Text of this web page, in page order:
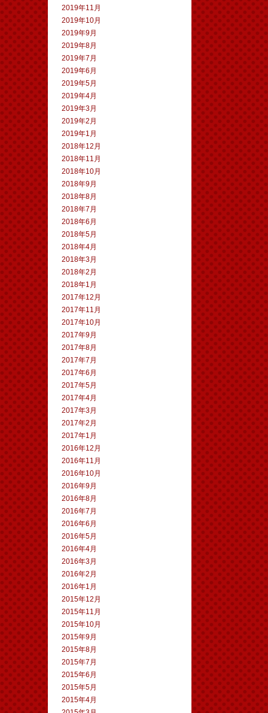
2019年11月
2019年10月
2019年9月
2019年8月
2019年7月
2019年6月
2019年5月
2019年4月
2019年3月
2019年2月
2019年1月
2018年12月
2018年11月
2018年10月
2018年9月
2018年8月
2018年7月
2018年6月
2018年5月
2018年4月
2018年3月
2018年2月
2018年1月
2017年12月
2017年11月
2017年10月
2017年9月
2017年8月
2017年7月
2017年6月
2017年5月
2017年4月
2017年3月
2017年2月
2017年1月
2016年12月
2016年11月
2016年10月
2016年9月
2016年8月
2016年7月
2016年6月
2016年5月
2016年4月
2016年3月
2016年2月
2016年1月
2015年12月
2015年11月
2015年10月
2015年9月
2015年8月
2015年7月
2015年6月
2015年5月
2015年4月